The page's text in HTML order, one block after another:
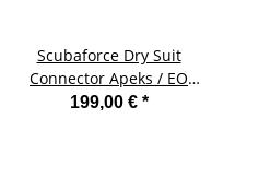
Scubaforce Dry Suit
Connector Apeks / EO
Cord
199,00 € *